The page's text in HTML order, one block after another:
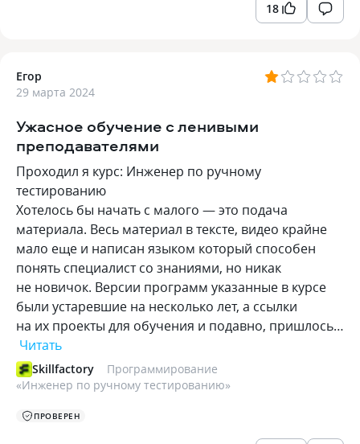
18
Егор
29 марта 2024
Ужасное обучение с ленивыми
преподавателями
Проходил я курс: Инженер по ручному
тестированию
Хотелось бы начать с малого — это подача
материала. Весь материал в тексте, видео крайне
мало еще и написан языком который способен
понять специалист со знаниями, но никак
не новичок. Версии программ указанные в курсе
были устаревшие на несколько лет, а ссылки
на их проекты для обучения и подавно, пришлось…
Читать
Skillfactory
Программирование
«Инженер по ручному тестированию»
ПРОВЕРЕН